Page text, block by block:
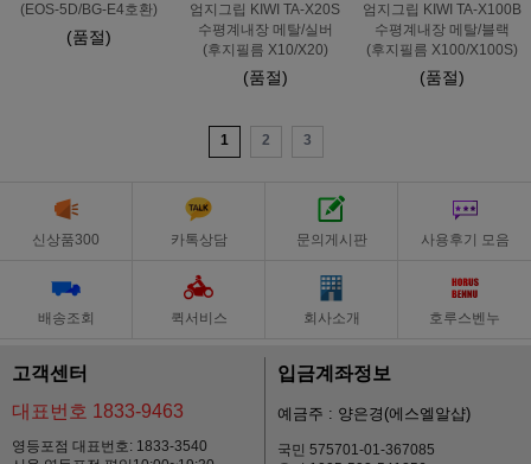
(EOS-5D/BG-E4호환)
(품절)
엄지그립 KIWI TA-X20S
수평계내장 메탈/실버
(후지필름 X10/X20)
(품절)
엄지그립 KIWI TA-X100B
수평계내장 메탈/블랙
(후지필름 X100/X100S)
(품절)
1 2 3
신상품300 카톡상담 문의게시판 사용후기 모음
배송조회 퀵서비스 회사소개 호루스벤누
고객센터
대표번호 1833-9463
영등포점 대표번호: 1833-3540
입금계좌정보
예금주 : 양은경(에스엘알샵)
국민 575701-01-367085